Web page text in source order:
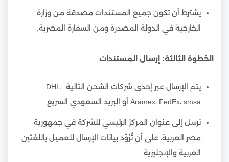
يشترط أن تكون جميع المستندات مصدقة من وزارة
الخارجية في الدولة المصدرة ومن السفارة المصرية.
الخطوة الثالثة: إرسال المستندات
يتم الإرسال عبر إحدى شركات الشحن التالية: DHL،
Aramex، FedEx، smsa أو البريد السعودي السريع.
ترسل إلى عنوان المركز الرئيسي للشركة في جمهورية
مصر العربية، على أن تُزوّد بيانات الإرسال للعميل باللغتين
العربية والإنجليزية.